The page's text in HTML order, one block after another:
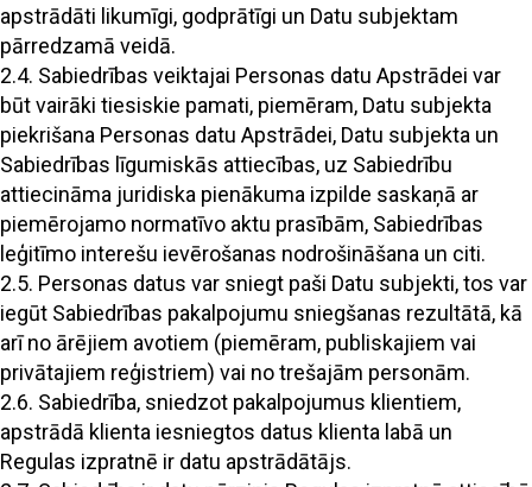
apstrādāti likumīgi, godprātīgi un Datu subjektam
pārredzamā veidā.
2.4. Sabiedrības veiktajai Personas datu Apstrādei var
būt vairāki tiesiskie pamati, piemēram, Datu subjekta
piekrišana Personas datu Apstrādei, Datu subjekta un
Sabiedrības līgumiskās attiecības, uz Sabiedrību
attiecināma juridiska pienākuma izpilde saskaņā ar
piemērojamo normatīvo aktu prasībām, Sabiedrības
leģitīmo interešu ievērošanas nodrošināšana un citi.
2.5. Personas datus var sniegt paši Datu subjekti, tos var
iegūt Sabiedrības pakalpojumu sniegšanas rezultātā, kā
arī no ārējiem avotiem (piemēram, publiskajiem vai
privātajiem reģistriem) vai no trešajām personām.
2.6. Sabiedrība, sniedzot pakalpojumus klientiem,
apstrādā klienta iesniegtos datus klienta labā un
Regulas izpratnē ir datu apstrādātājs.